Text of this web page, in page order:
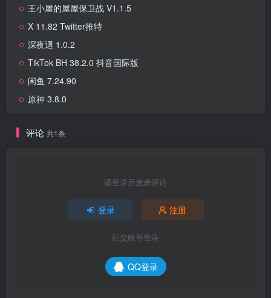
王小屋的屋屋保卫战 V1.1.5
X 11.82 Twitter推特
深夜迴 1.0.2
TikTok BH 38.2.0 抖音国际版
闲鱼 7.24.90
原神 3.8.0
评论 共1条
请登录后发表评论
登录 注册
社交账号登录
QQ登录